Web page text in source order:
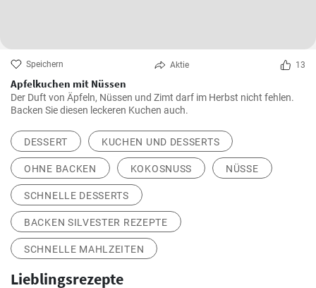
Speichern Aktie 13
Apfelkuchen mit Nüssen
Der Duft von Äpfeln, Nüssen und Zimt darf im Herbst nicht fehlen.
Backen Sie diesen leckeren Kuchen auch.
DESSERT KUCHEN UND DESSERTS
OHNE BACKEN KOKOSNUSS NÜSSE
SCHNELLE DESSERTS
BACKEN SILVESTER REZEPTE
SCHNELLE MAHLZEITEN
Lieblingsrezepte